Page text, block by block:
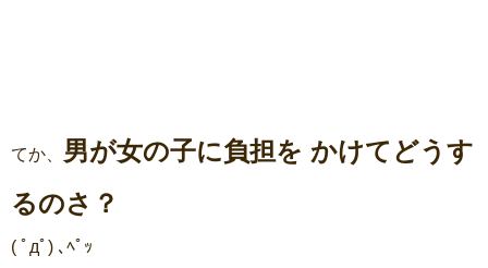
てか、 男が女の子に負担を かけてどうす
るのさ？
( ﾟдﾟ) ､ﾍﾟｯ